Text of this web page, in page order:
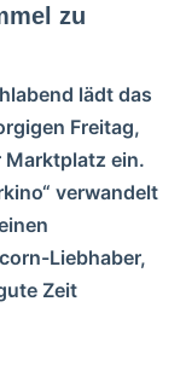
zu
lädt das
Freitag,
Marktplatz ein.
verwandelt
Liebhaber,
Zeit